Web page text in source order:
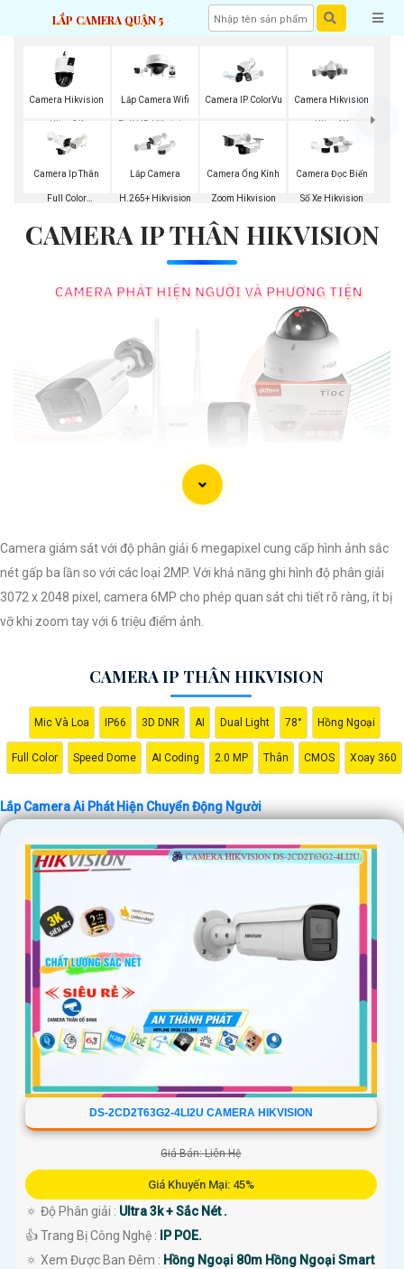
LẮP CAMERA QUẬN 5
Camera Hikvision
Ultra 2K
Lắp Camera Wifi
Full HD Hikvision
Camera IP ColorVu Camera Hikvision
Ultra 4K
Camera Ip Thân
Full Color
Lắp Camera
H.265+ Hikvision
Camera Ống Kính
Zoom Hikvision
Camera Đọc Biển
Số Xe Hikvision
CAMERA IP THÂN HIKVISION
Camera giám sát với độ phân giải 6 megapixel cung cấp hình ảnh sắc
nét gấp ba lần so với các loại 2MP. Với khả năng ghi hình độ phân giải
3072 x 2048 pixel, camera 6MP cho phép quan sát chi tiết rõ ràng, ít bị
vỡ khi zoom tay với 6 triệu điểm ảnh.
CAMERA IP THÂN HIKVISION
Mic Và Loa IP66 3D DNR AI Dual Light 78° Hồng Ngoại
Full Color Speed Dome AI Coding 2.0 MP Thân CMOS Xoay 360
Lắp Camera Ai Phát Hiện Chuyển Động Người
DS-2CD2T63G2-4LI2U CAMERA HIKVISION
Giá Bán: Liên Hệ
Giá Khuyến Mại: 45%
🔅 Độ Phân giải : Ultra 3k + Sắc Nét .
👍 Trang Bị Công Nghệ :
IP POE.
🔅 Xem Được Ban Đêm : Hồng Ngoại 80m Hồng Ngoại Smart